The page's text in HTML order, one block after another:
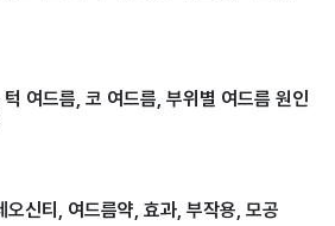
여드름, 코 여드름, 부위별 여드름 원인
오신티, 여드름약, 효과, 부작용, 모공